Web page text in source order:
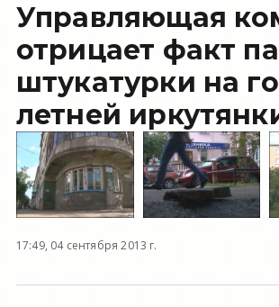
Управляющая
отрицает факт
штукатурки на
летней
17:49, 04 сентября 2013 г.